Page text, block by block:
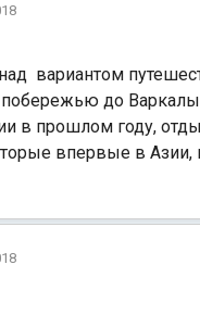
вариантом
до
в прошлом году,
впервые в Азии,